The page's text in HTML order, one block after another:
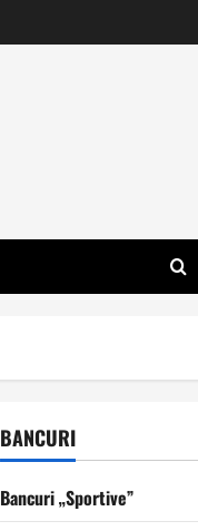
BANCURI
Bancuri „Sportive”